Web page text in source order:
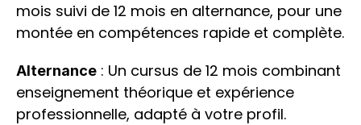
mois suivi de 12 mois en alternance, pour une
montée en compétences rapide et complète.
Alternance : Un cursus de 12 mois combinant
enseignement théorique et expérience
professionnelle, adapté à votre profil.